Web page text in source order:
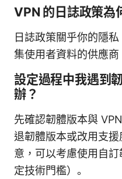
VPN 的日誌政策為
日誌政策關乎你的隱
集使用者資料的供應商
設定過程中我遇到
辦？
先確認韌體版本與
退韌體版本或改用支
意，可以考慮使用自
定技術門檻）。